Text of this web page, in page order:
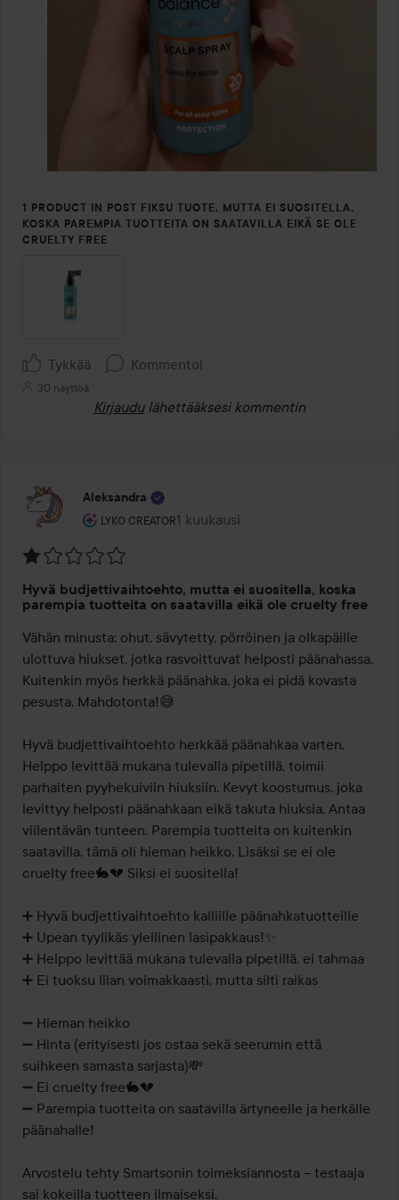
1 PRODUCT IN POST FIKSU TUOTE, MUTTA EI SUOSITELLA,
KOSKA PAREMPIA TUOTTEITA ON SAATAVILLA EIKÄ SE OLE
CRUELTY FREE
Tykkää Kommentoi
30 näyttöä
Kirjaudu lähettääksesi kommentin
Aleksandra
LYKO CREATOR
Käyttäjän rooli: Lyko Creator.
1 kuukausi
Viesti luotiin 1 kuukausi
1
5
Hyvä budjettivaihtoehto, mutta ei suositella, koska
parempia tuotteita on saatavilla eikä ole cruelty free
Vähän minusta: ohut, sävytetty, pörröinen ja olkapäille
ulottuva hiukset, jotka rasvoittuvat helposti päänahassa.
Kuitenkin myös herkkä päänahka, joka ei pidä kovasta
pesusta. Mahdotonta!😅
Hyvä budjettivaihtoehto herkkää päänahkaa varten.
Helppo levittää mukana tulevalla pipetillä, toimii
parhaiten pyyhekuiviin hiuksiin. Kevyt koostumus, joka
levittyy helposti päänahkaan eikä takuta hiuksia. Antaa
viilentävän tunteen. Parempia tuotteita on kuitenkin
saatavilla, tämä oli hieman heikko. Lisäksi se ei ole
cruelty free🐇💔 Siksi ei suositella!
➕️ Hyvä budjettivaihtoehto kalliille päänahkatuotteille
➕️ Upean tyylikäs ylellinen lasipakkaus!✨️
➕️ Helppo levittää mukana tulevalla pipetillä, ei tahmaa
➕️ Ei tuoksu liian voimakkaasti, mutta silti raikas
➖️ Hieman heikko
➖️ Hinta (erityisesti jos ostaa sekä seerumin että
suihkeen samasta sarjasta)💸
➖️ Ei cruelty free🐇💔
➖️ Parempia tuotteita on saatavilla ärtyneelle ja herkälle
päänahalle!
Arvostelu tehty Smartsonin toimeksiannosta – testaaja
sai kokeilla tuotteen ilmaiseksi.